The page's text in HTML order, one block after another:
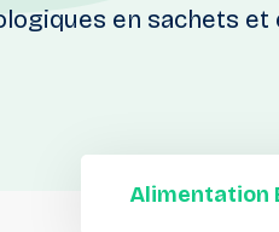
en sachets et
Alimentation